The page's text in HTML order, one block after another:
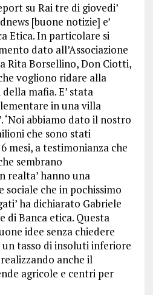
su Rai tre di giovedi’
[buone notizie] e’
Etica. In particolare si
dato all’Associazione
Rita Borsellino, Don Ciotti,
vogliono ridare alla
mafia. E’ stata
in una villa
‘Noi abbiamo dato il nostro
che sono stati
mesi, a testimonianza che
sembrano
realta’ hanno una
sociale che in pochissimo
ha dichiarato Gabriele
Banca etica. Questa
idee senza chiedere
un tasso di insoluti inferiore
anche il
agricole e centri per